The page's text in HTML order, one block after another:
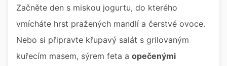
Začněte den s miskou jogurtu, do kterého
vmícháte hrst pražených mandlí a čerstvé ovoce.
Nebo si připravte křupavý salát s grilovaným
kuřecím masem, sýrem feta a opečenými